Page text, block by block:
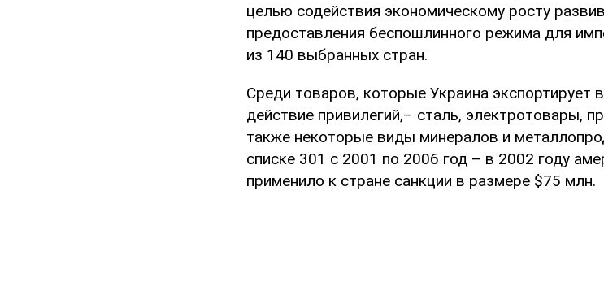
целью содействия экономическому росту
предоставления беспошлинного режима для
из 140 выбранных стран.
Среди товаров, которые Украина
действие привилегий,– сталь, электротовары,
также некоторые виды минералов и
списке 301 с 2001 по 2006 год – в 2002 году
применило к стране санкции в размере $75 млн.